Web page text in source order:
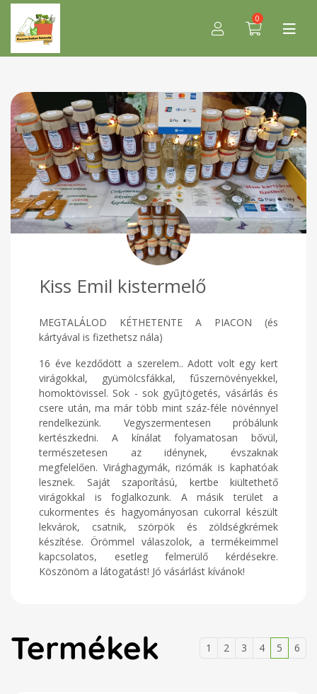
0
Kiss Emil kistermelő
MEGTALÁLOD KÉTHETENTE A PIACON (és
kártyával is fizethetsz nála)
16 éve kezdődött a szerelem.. Adott volt egy kert
virágokkal, gyümölcsfákkal, fűszernövényekkel,
homoktövissel. Sok - sok gyűjtögetés, vásárlás és
csere után, ma már több mint száz-féle növénnyel
rendelkezünk. Vegyszermentesen próbálunk
kertészkedni. A kínálat folyamatosan bővül,
természetesen az idénynek, évszaknak
megfelelően. Virághagymák, rizómák is kaphatóak
lesznek. Saját szaporítású, kertbe kiültethető
virágokkal is foglalkozunk. A másik terület a
cukormentes és hagyományosan cukorral készült
lekvárok, csatnik, szörpök és zöldségkrémek
készítése. Örömmel válaszolok, a termékeimmel
kapcsolatos, esetleg felmerülő kérdésekre.
Köszönöm a látogatást! Jó vásárlást kívánok!
Termékek 1 2 3 4 5 6